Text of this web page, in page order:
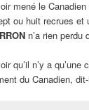
mené le
ou huit recrues et
n’a rien perdu
qu’il n’y a qu’une
du Canadien,